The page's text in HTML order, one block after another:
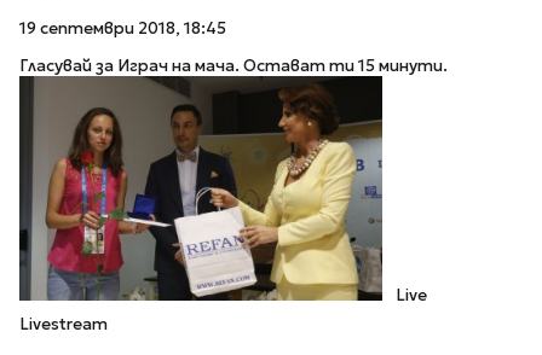
19 септември 2018, 18:45
Гласувай за Играч на мача. Остават ти 15 минути.
Live
Livestream